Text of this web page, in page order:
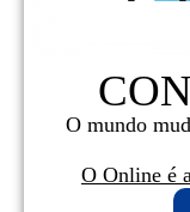
O mundo
O Online é